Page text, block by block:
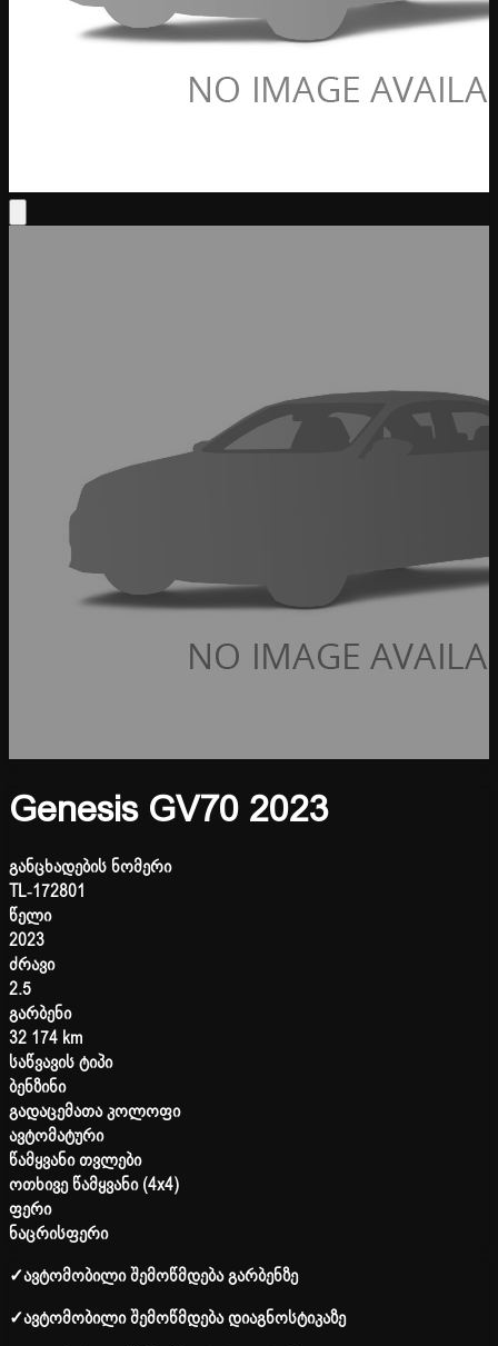
Genesis GV70 2023
განცხადების ნომერი
TL-172801
წელი
2023
ძრავი
2.5
გარბენი
32 174 km
საწვავის ტიპი
ბენზინი
გადაცემათა კოლოფი
ავტომატური
წამყვანი თვლები
ოთხივე წამყვანი (4x4)
ფერი
ნაცრისფერი
✓ავტომობილი შემოწმდება გარბენზე
✓ავტომობილი შემოწმდება დიაგნოსტიკაზე